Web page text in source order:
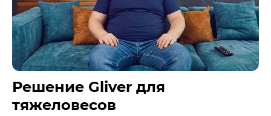
Решение Gliver для
тяжеловесов